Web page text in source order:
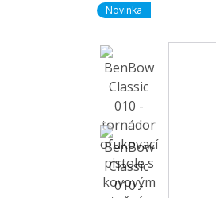
Novinka